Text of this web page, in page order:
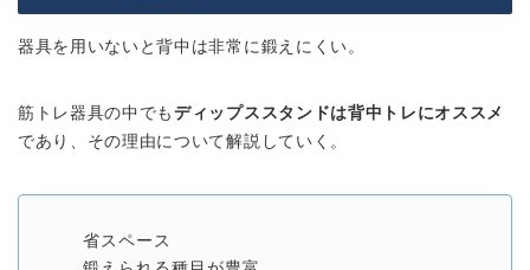
器具を用いないと背中は非常に鍛えにくい。
筋トレ器具の中でもディップススタンドは背中トレにオススメ
であり、その理由について解説していく。
省スペース